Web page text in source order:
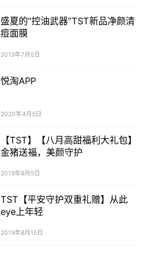
盛夏的“控油武器”TST新品净颜清
痘面膜
2019年7月5日
悦淘APP
2020年4月5日
【TST】【八月高甜福利大礼包】
金猪送福，美颜守护
2019年8月5日
TST【平安守护双重礼赠】从此
eye上年轻
2019年8月15日